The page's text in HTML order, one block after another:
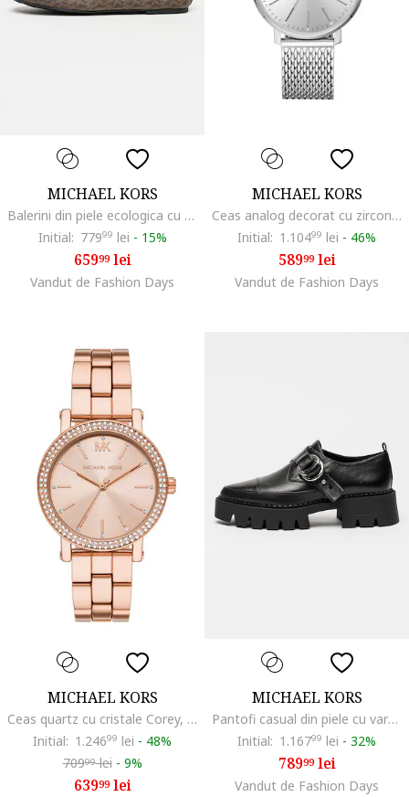
MICHAEL KORS
Balerini din piele ecologica cu monograma Rowen, Negru/Maro
Initial: 77999 lei - 15%
65999lei
Vandut de Fashion Days
MICHAEL KORS
Ceas analog decorat cu zirconia, Argintiu
Initial: 1.10499 lei - 46%
58999lei
Vandut de Fashion Days
MICHAEL KORS
Ceas quartz cu cristale Corey, Auriu rose
Initial: 1.24699 lei - 48%
70999lei - 9%
63999lei
MICHAEL KORS
Pantofi casual din piele cu varf migdalat Jaden, Negru
Initial: 1.16799 lei - 32%
78999lei
Vandut de Fashion Days